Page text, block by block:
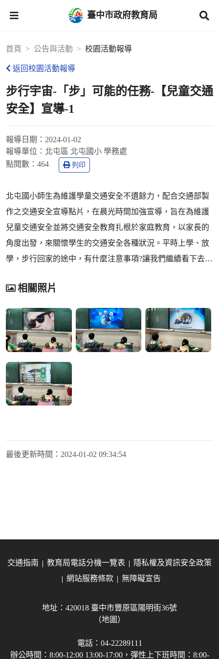
臺中市政府教育局
首頁 公告與活動 校園活動報導
返回校園活動報導
步行宇宙-「步」可能的任務-【兒童交通
安全】宣導-1
報導日期： 2024-01-02
報導單位： 北屯區 北屯國小 學務處
點閱數： 464 列印
北屯國小師生為維護學童交通安全不遺餘力，配合交通部製
作之交通安全宣導點片，在晨光時間加強宣導，旨在為維護
兒童交通安全並將交通安全教育扎根於家庭教育，以家長的
角度出發，來關懷學生的交通安全各種狀況。平時上學、放
學，步行回家的途中，有什麼注意事項?讓我們繼續看下去…
相關照片
最後更新時間： 2024-01-02 09:34:54
交通指南 教育局電話分機一覽表
隱私權及資訊安全政策
網站服務條款
無障礙宣告
地址：420018 臺中市豐原區陽明街36號
（地圖）
電話：04-22289111
辦公時間：8:00-12:00 13:00-17:00，彈性上下班時間：8:00-